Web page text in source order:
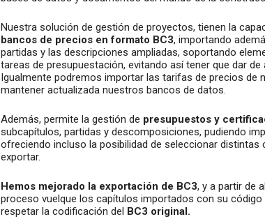
Nuestra solución de gestión de proyectos, tienen la
bancos de precios en formato BC3, importando
partidas y las descripciones ampliadas, soportando
tareas de presupuestación, evitando así tener que dar de
Igualmente podremos importar las tarifas de precios de
mantener actualizada nuestros bancos de datos.
Además, permite la gestión de presupuestos y
subcapítulos, partidas y descomposiciones, pudiendo
ofreciendo incluso la posibilidad de seleccionar
exportar.
Hemos mejorado la exportación de BC3, y a partir de
proceso vuelque los capítulos importados con su
respetar la codificación del
BC3 original.